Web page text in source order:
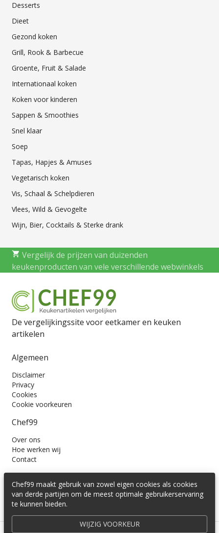
Desserts
Dieet
Gezond koken
Grill, Rook & Barbecue
Groente, Fruit & Salade
Internationaal koken
Koken voor kinderen
Sappen & Smoothies
Snel klaar
Soep
Tapas, Hapjes & Amuses
Vegetarisch koken
Vis, Schaal & Schelpdieren
Vlees, Wild & Gevogelte
Wijn, Bier, Cocktails & Sterke drank
Vergelijk de prijzen van duizenden
keukenproducten van vele verschillende webwinkels
De vergelijkingssite voor eetkamer en keuken
artikelen
Algemeen
Disclaimer
Privacy
Cookies
Cookie voorkeuren
Chef99
Over ons
Hoe werken wij
Contact
Chef99 maakt gebruik van zowel eigen cookies als cookies
van derde partijen om de meest optimale gebruikerservaring
te kunnen bieden.
WIJZIG VOORKEUR